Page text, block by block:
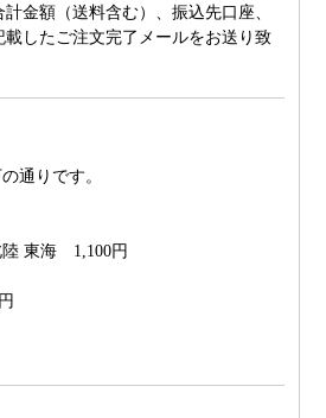
金額（送料含む）、振込先口座、
載したご注文完了メールをお送り致
通りです。
陸 東海 1,100円